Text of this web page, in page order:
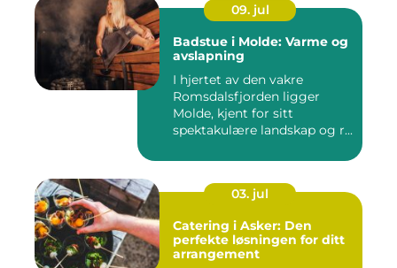
09. jul
Badstue i Molde: Varme og
avslapning
I hjertet av den vakre
Romsdalsfjorden ligger
Molde, kjent for sitt
spektakulære landskap og r...
03. jul
Catering i Asker: Den
perfekte løsningen for ditt
arrangement